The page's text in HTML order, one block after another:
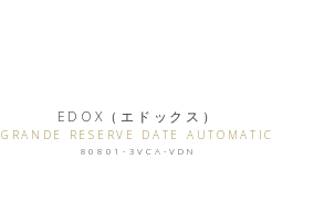
EDOX（エドックス）
GRANDE RESERVE DATE AUTOMATIC
80801-3VCA-VDN